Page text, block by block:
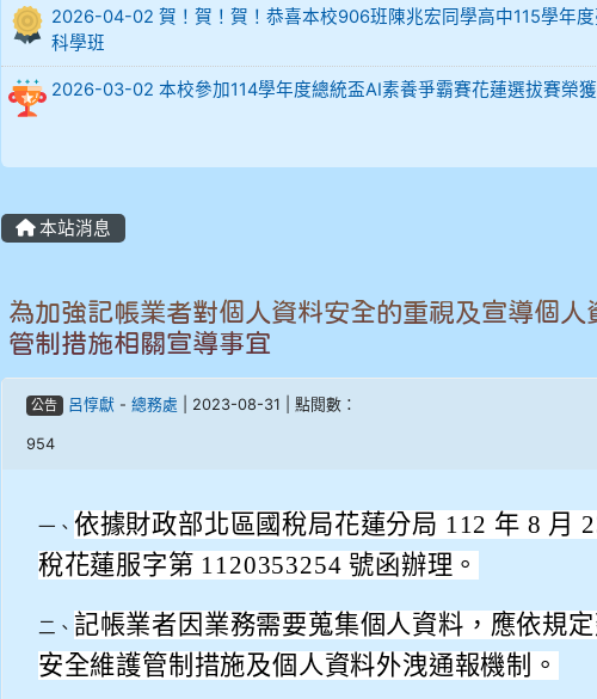
905鄭瑀安
906江彥臻
909林玉楓
909林朝智
910謝尚橙
910溫婕伶
911王祉傑
911張 婷
2026-04-02 賀！賀！賀！恭喜本校906班陳兆宏同學高中115學年
科學班
2026-03-02 本校參加114學年度總統盃AI素養爭霸賽花蓮選拔賽榮
本站消息
為加強記帳業者對個人資料安全的重視及宣導個人
管制措施相關宣導事宜
公告 呂惇獻- 總務處 | 2023-08-31 | 點閱數：
954
一、 依據財政部北區國稅局花蓮分局 112 年 8 月
稅花蓮服字第 1120353254 號函辦理。
二、 記帳業者因業務需要蒐集個人資料，應依規
安全維護管制措施及個人資料外洩通報機制。